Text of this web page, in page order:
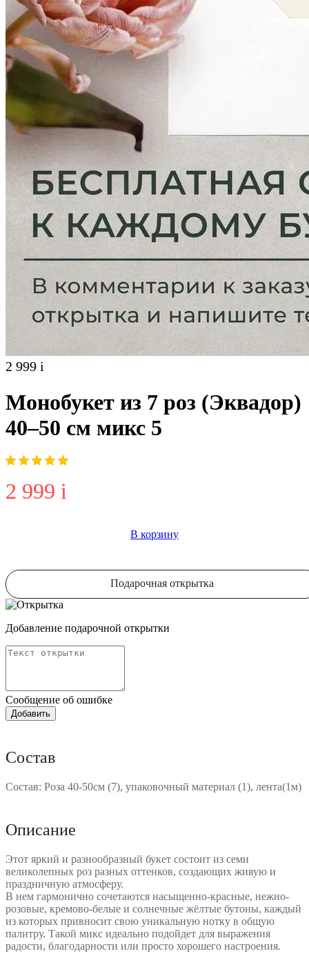
2 999 i
Монобукет из 7 роз (Эквадор)
40–50 см микс 5
2 999 i
В корзину
Подарочная открытка
Добавление подарочной открытки
Сообщение об ошибке
Состав
Состав: Роза 40-50см (7), упаковочный материал (1), лента(1м)
Описание
Этот яркий и разнообразный букет состоит из семи
великолепных роз разных оттенков, создающих живую и
праздничную атмосферу.
В нем гармонично сочетаются насыщенно-красные, нежно-
розовые, кремово-белые и солнечные жёлтые бутоны, каждый
из которых привносит свою уникальную нотку в общую
палитру. Такой микс идеально подойдет для выражения
радости, благодарности или просто хорошего настроения.